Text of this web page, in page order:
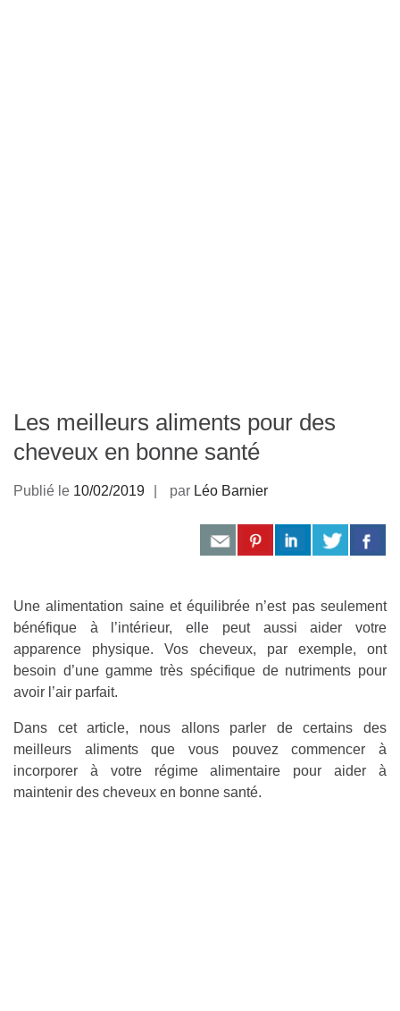
Les meilleurs aliments pour des
cheveux en bonne santé
Publié le 10/02/2019 par Léo Barnier
Une alimentation saine et équilibrée n’est pas seulement
bénéfique à l’intérieur, elle peut aussi aider votre
apparence physique. Vos cheveux, par exemple, ont
besoin d’une gamme très spécifique de nutriments pour
avoir l’air parfait.
Dans cet article, nous allons parler de certains des
meilleurs aliments que vous pouvez commencer à
incorporer à votre régime alimentaire pour aider à
maintenir des cheveux en bonne santé.